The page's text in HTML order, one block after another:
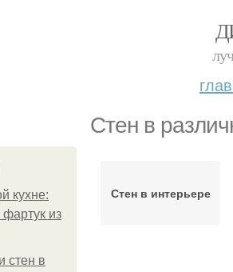
Стен в
кухне:
фартук из
стен в
Стен в интерьере